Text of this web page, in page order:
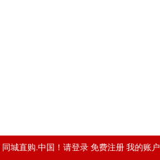
城直购.中国！ 请登录 免费注册 我的账户